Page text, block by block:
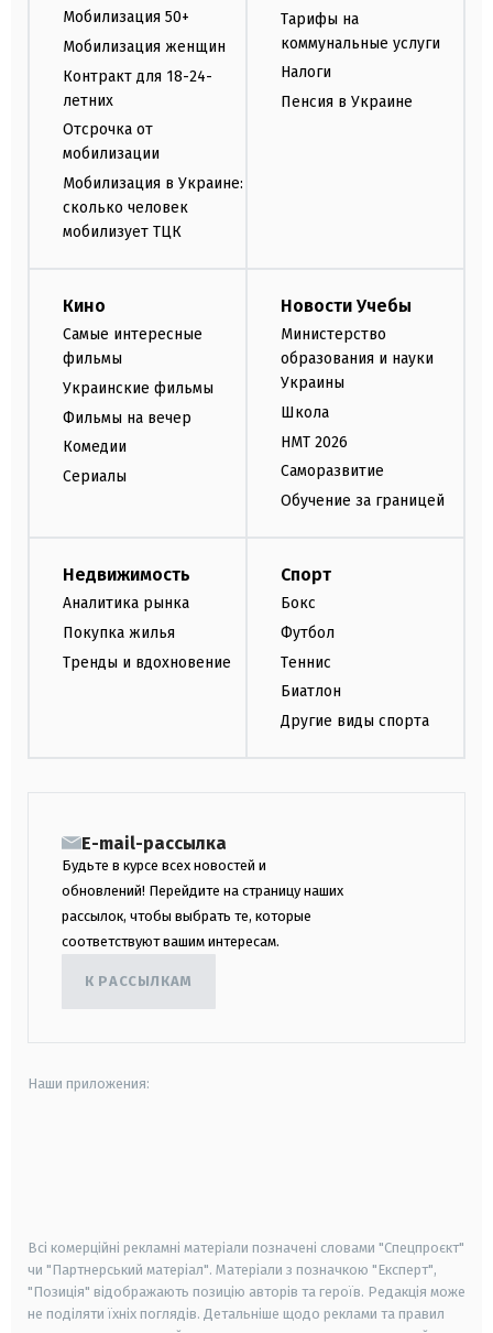
Мобилизация 50+
Мобилизация женщин
Контракт для 18-24-
летних
Отсрочка от
мобилизации
Мобилизация в Украине:
сколько человек
мобилизует ТЦК
Тарифы на
коммунальные услуги
Налоги
Пенсия в Украине
Кино
Самые интересные
фильмы
Украинские фильмы
Фильмы на вечер
Комедии
Сериалы
Новости Учебы
Министерство
образования и науки
Украины
Школа
НМТ 2026
Саморазвитие
Обучение за границей
Недвижимость
Аналитика рынка
Покупка жилья
Тренды и вдохновение
Спорт
Бокс
Футбол
Теннис
Биатлон
Другие виды спорта
E-mail-рассылка
Будьте в курсе всех новостей и
обновлений! Перейдите на страницу наших
рассылок, чтобы выбрать те, которые
соответствуют вашим интересам.
К РАССЫЛКАМ
Наши приложения:
Всі комерційні рекламні матеріали позначені словами "Спецпроєкт"
чи "Партнерський матеріал". Матеріали з позначкою "Експерт",
"Позиція" відображають позицію авторів та героїв. Редакція може
не поділяти їхніх поглядів. Детальніше щодо реклами та правил